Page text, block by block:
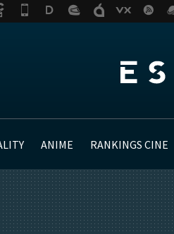
ANIME RANKINGS CINE